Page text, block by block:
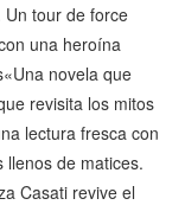
Un tour de force
una heroína
novela que
revisita los mitos
lectura fresca con
llenos de matices.
Casati revive el